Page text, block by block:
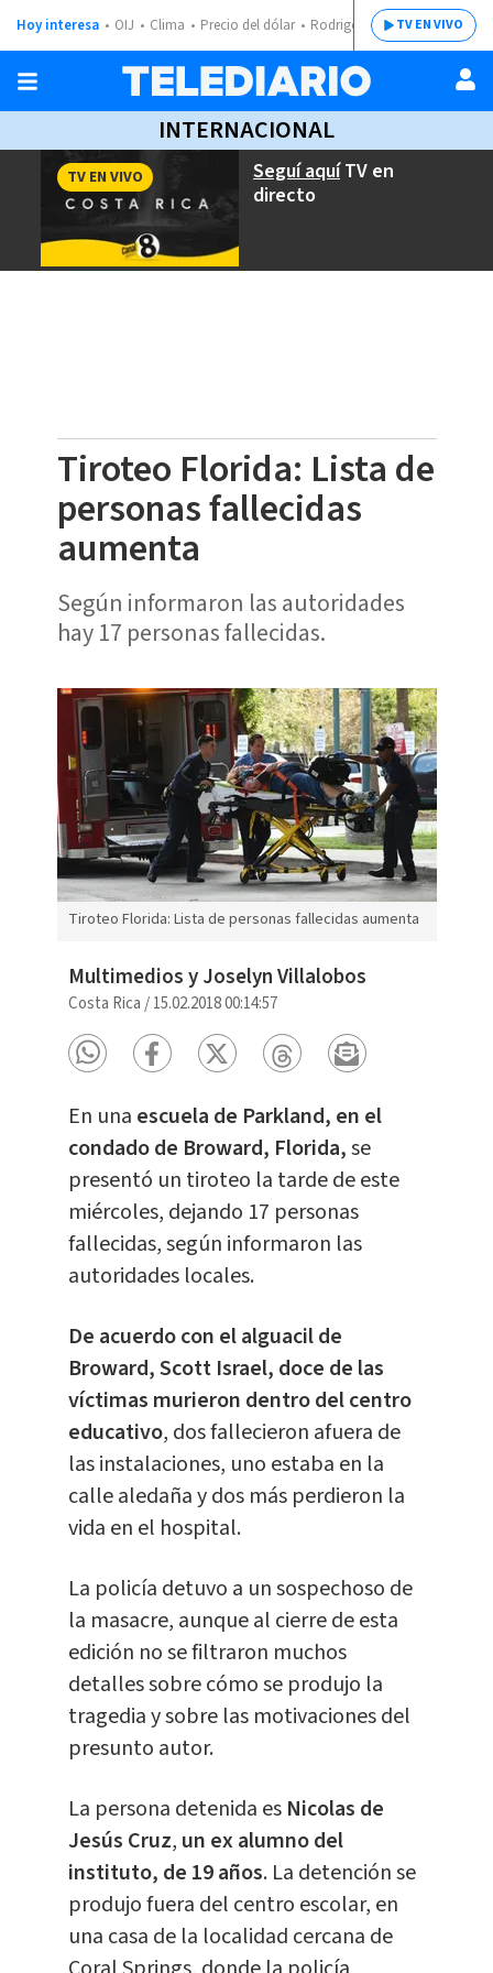
Hoy interesa OIJ Clima Precio del dólar Rodrigo ChavesTV EN VIVO
INTERNACIONAL
Seguí aquíTV en
directo
TV EN VIVO
Tiroteo Florida: Lista de
personas fallecidas
aumenta
Según informaron las autoridades
hay 17 personas fallecidas.
Tiroteo Florida: Lista de personas fallecidas aumenta
Multimedios y Joselyn Villalobos
Costa Rica /15.02.2018 00:14:57
En una escuela de Parkland, en el
condado de Broward, Florida,se
presentó un tiroteo la tarde de este
miércoles, dejando 17 personas
fallecidas, según informaron las
autoridades locales.
De acuerdo con el alguacil de
Broward, Scott Israel, doce de las
víctimas murieron dentro del centro
educativo, dos fallecieron afuera de
las instalaciones, uno estaba en la
calle aledaña y dos más perdieron la
vida en el hospital.
La policía detuvo a un sospechoso de
la masacre, aunque al cierre de esta
edición no se filtraron muchos
detalles sobre cómo se produjo la
tragedia y sobre las motivaciones del
presunto autor.
La persona detenida es Nicolas de
Jesús Cruz, un ex alumno del
instituto, de 19 años. La detención se
produjo fuera del centro escolar, en
una casa de la localidad cercana de